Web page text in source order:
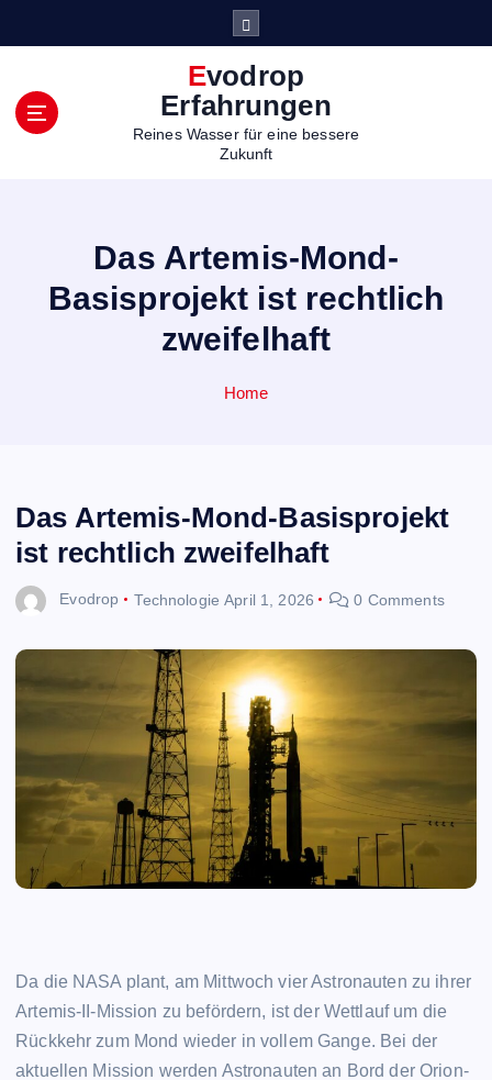
Evodrop
Erfahrungen
Reines Wasser für eine bessere
Zukunft
Das Artemis-Mond-
Basisprojekt ist rechtlich
zweifelhaft
Home
Das Artemis-Mond-Basisprojekt
ist rechtlich zweifelhaft
Evodrop Technologie April 1, 2026 0 Comments
Da die NASA plant, am Mittwoch vier Astronauten zu ihrer
Artemis-II-Mission zu befördern, ist der Wettlauf um die
Rückkehr zum Mond wieder in vollem Gange. Bei der
aktuellen Mission werden Astronauten an Bord der Orion-